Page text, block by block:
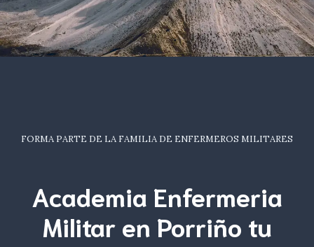
FORMA PARTE DE LA FAMILIA DE ENFERMEROS MILITARES
Academia Enfermeria
Militar en Porriño tu